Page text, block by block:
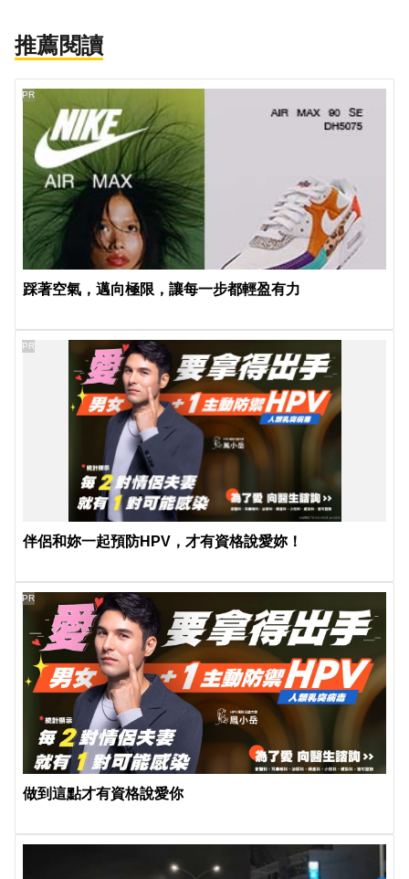
推薦閱讀
踩著空氣，邁向極限，讓每一步都輕盈有力
PR
伴侶和妳一起預防HPV，才有資格說愛妳！
PR
做到這點才有資格說愛你
PR